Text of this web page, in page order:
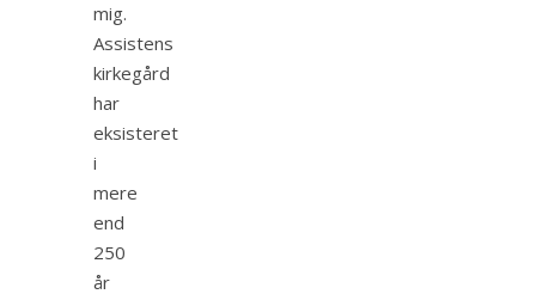
mig.
Assistens
kirkegård
har
eksisteret
i
mere
end
250
år